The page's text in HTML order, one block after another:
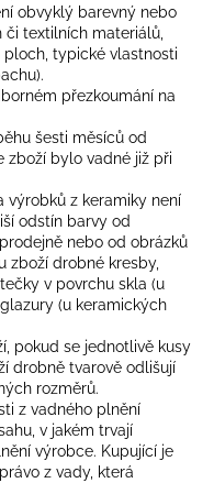
obvyklý barevný nebo
textilních materiálů,
ploch, typické vlastnosti
přezkoumání na
šesti měsíců od
zboží bylo vadné již při
výrobků z keramiky není
odstín barvy od
nebo od obrázků
zboží drobné kresby,
v povrchu skla (u
(u keramických
pokud se jednotlivě kusy
drobně tvarově odlišují
rozměrů.
z vadného plnění
v jakém trvají
výrobce. Kupující je
z vady, která